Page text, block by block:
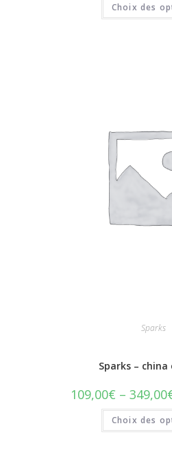
Choix des
Sparks
Sparks – china
109,00€ – 349,00
Choix des